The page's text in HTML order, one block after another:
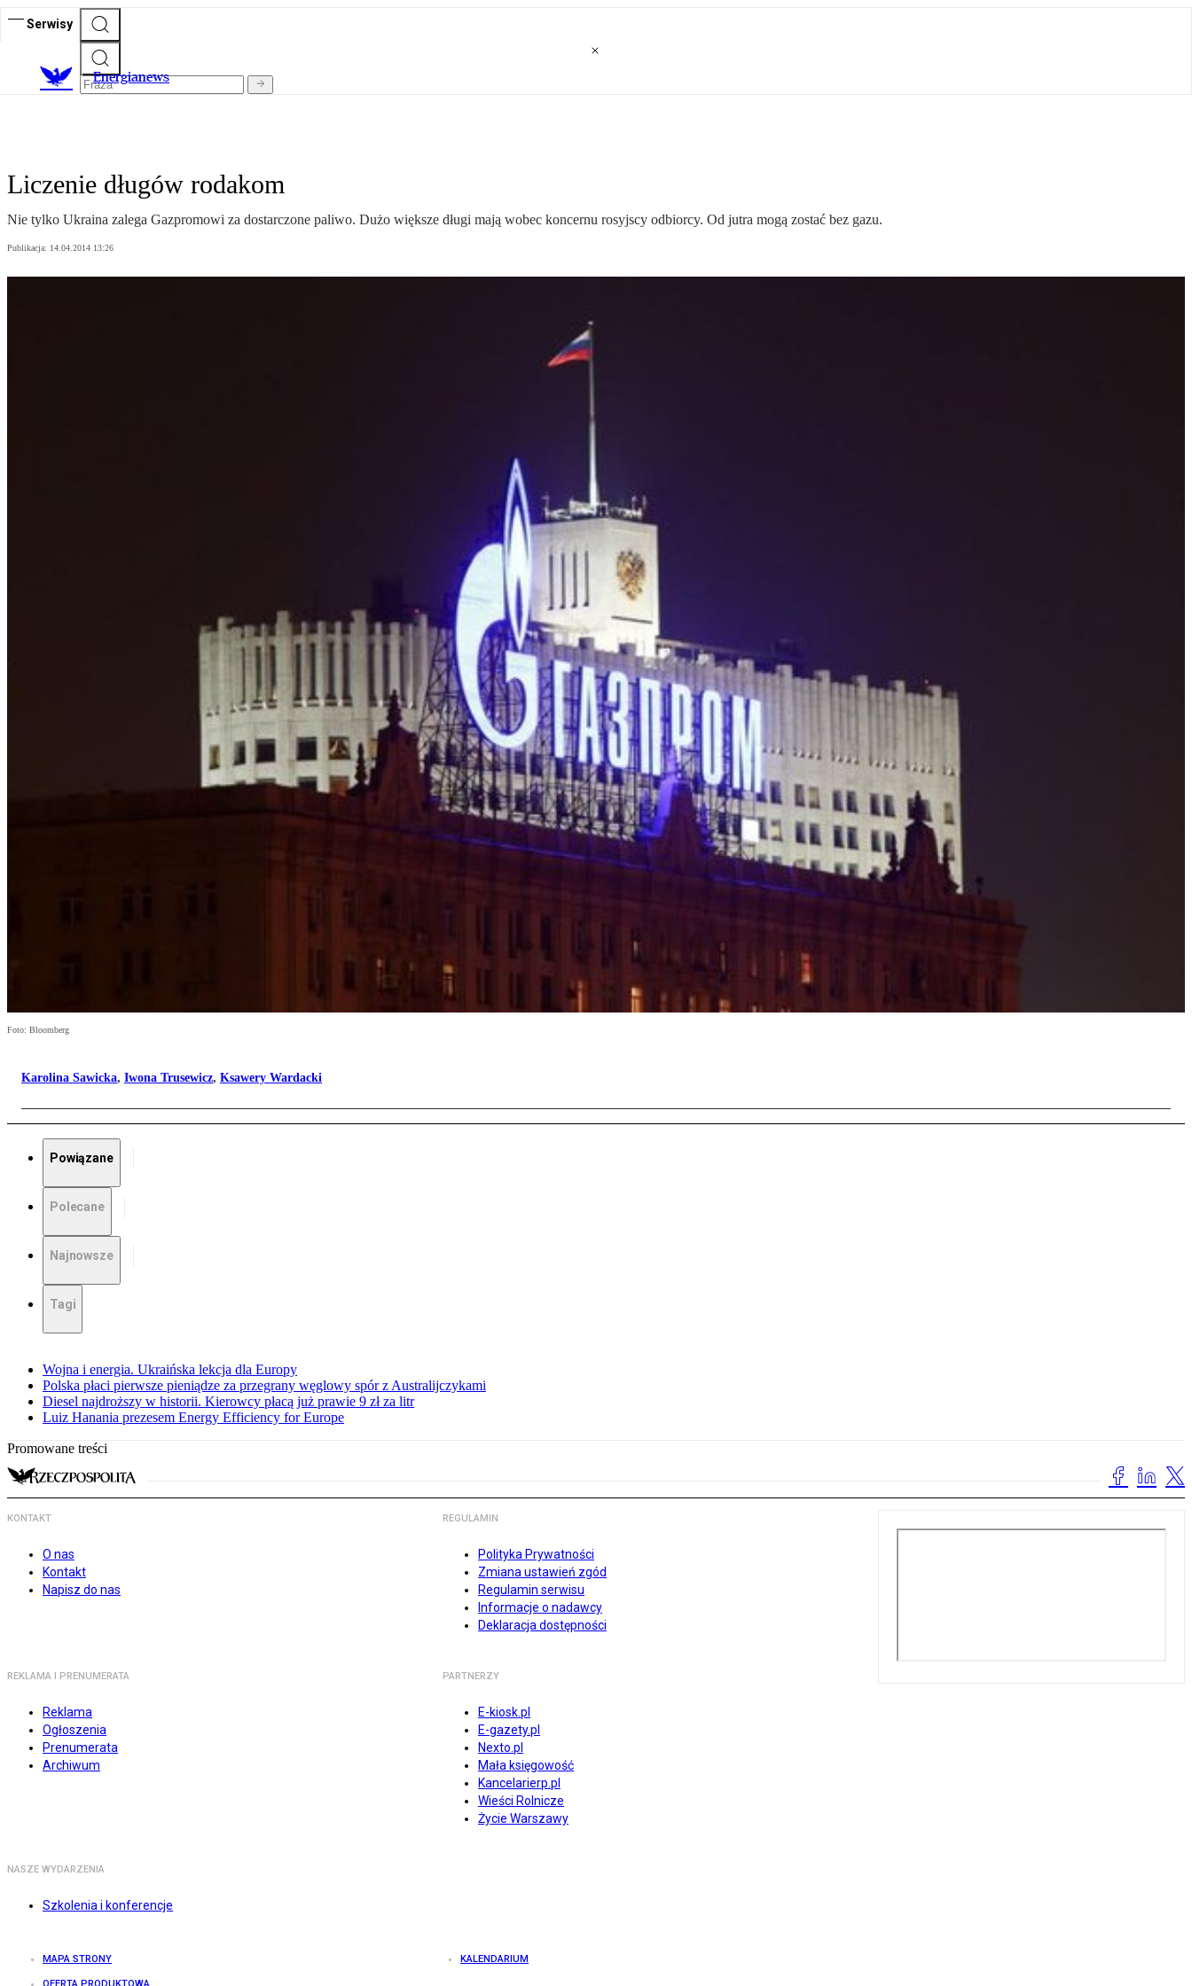
Serwisy
Energianews
Liczenie długów rodakom
Nie tylko Ukraina zalega Gazpromowi za dostarczone paliwo. Dużo większe długi mają wobec koncernu rosyjscy odbiorcy. Od jutra mogą zostać bez gazu.
Publikacja: 14.04.2014 13:26
Foto: Bloomberg
Karolina Sawicka, Iwona Trusewicz, Ksawery Wardacki
Powiązane
Polecane
Najnowsze
Tagi
Wojna i energia. Ukraińska lekcja dla Europy
Polska płaci pierwsze pieniądze za przegrany węglowy spór z Australijczykami
Diesel najdroższy w historii. Kierowcy płacą już prawie 9 zł za litr
Luiz Hanania prezesem Energy Efficiency for Europe
Promowane treści
KONTAKT
O nas
Kontakt
Napisz do nas
REGULAMIN
Polityka Prywatności
Zmiana ustawień zgód
Regulamin serwisu
Informacje o nadawcy
Deklaracja dostępności
REKLAMA I PRENUMERATA
Reklama
Ogłoszenia
Prenumerata
Archiwum
PARTNERZY
E-kiosk.pl
E-gazety.pl
Nexto.pl
Mała księgowość
Kancelarierp.pl
Wieści Rolnicze
Życie Warszawy
NASZE WYDARZENIA
Szkolenia i konferencje
MAPA STRONY KALENDARIUM